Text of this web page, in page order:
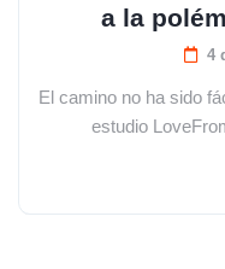
a la
4
El camino no ha sido
estudio